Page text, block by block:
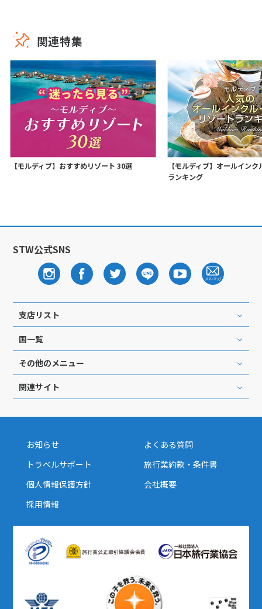
関連特集
【モルディブ】おすすめリゾート 30選
【モルディブ】オールイン
ランキング
STW公式SNS
支店リスト
国一覧
その他のメニュー
関連サイト
お知らせ
よくある質問
トラベルサポート
旅行業約款・条件書
個人情報保護方針
会社概要
採用情報